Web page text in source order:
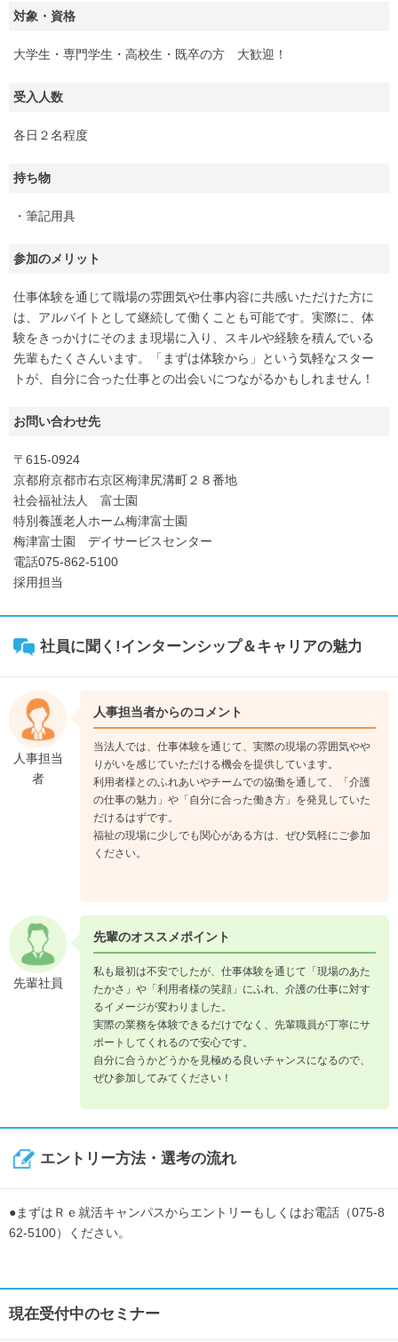
対象・資格
大学生・専門学生・高校生・既卒の方 大歓迎！
受入人数
各日２名程度
持ち物
・筆記用具
参加のメリット
仕事体験を通じて職場の雰囲気や仕事内容に共感いただけた方に
は、アルバイトとして継続して働くことも可能です。実際に、体
験をきっかけにそのまま現場に入り、スキルや経験を積んでいる
先輩もたくさんいます。「まずは体験から」という気軽なスター
トが、自分に合った仕事との出会いにつながるかもしれません！
お問い合わせ先
〒615-0924
京都府京都市右京区梅津尻溝町２８番地
社会福祉法人 富士園
特別養護老人ホーム梅津富士園
梅津富士園 デイサービスセンター
電話075-862-5100
採用担当
社員に聞く!インターンシップ＆キャリアの魅力
人事担当
者
人事担当者からのコメント
当法人では、仕事体験を通じて、実際の現場の雰囲気やや
りがいを感じていただける機会を提供しています。
利用者様とのふれあいやチームでの協働を通して、「介護
の仕事の魅力」や「自分に合った働き方」を発見していた
だけるはずです。
福祉の現場に少しでも関心がある方は、ぜひ気軽にご参加
ください。
先輩社員
先輩のオススメポイント
私も最初は不安でしたが、仕事体験を通じて「現場のあた
たかさ」や「利用者様の笑顔」にふれ、介護の仕事に対す
るイメージが変わりました。
実際の業務を体験できるだけでなく、先輩職員が丁寧にサ
ポートしてくれるので安心です。
自分に合うかどうかを見極める良いチャンスになるので、
ぜひ参加してみてください！
エントリー方法・選考の流れ
●まずはＲｅ就活キャンパスからエントリーもしくはお電話（075-8
62-5100）ください。
現在受付中のセミナー